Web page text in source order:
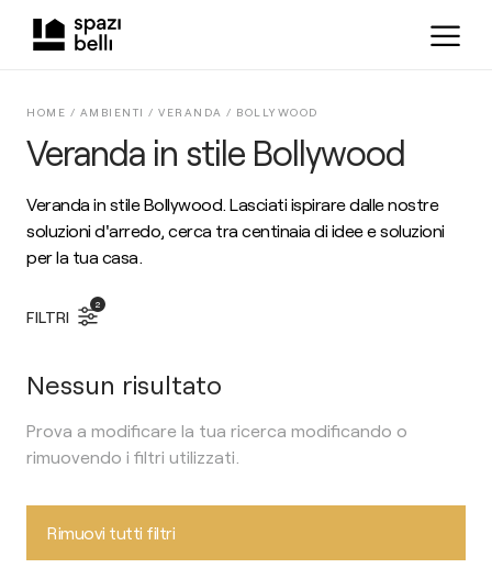
Veranda in stile Bollywood
HOME / AMBIENTI / VERANDA / BOLLYWOOD
Veranda in stile Bollywood. Lasciati ispirare dalle nostre
soluzioni d'arredo, cerca tra centinaia di idee e soluzioni
per la tua casa.
FILTRI
2
Nessun risultato
Prova a modificare la tua ricerca modificando o
rimuovendo i filtri utilizzati.
Rimuovi tutti filtri